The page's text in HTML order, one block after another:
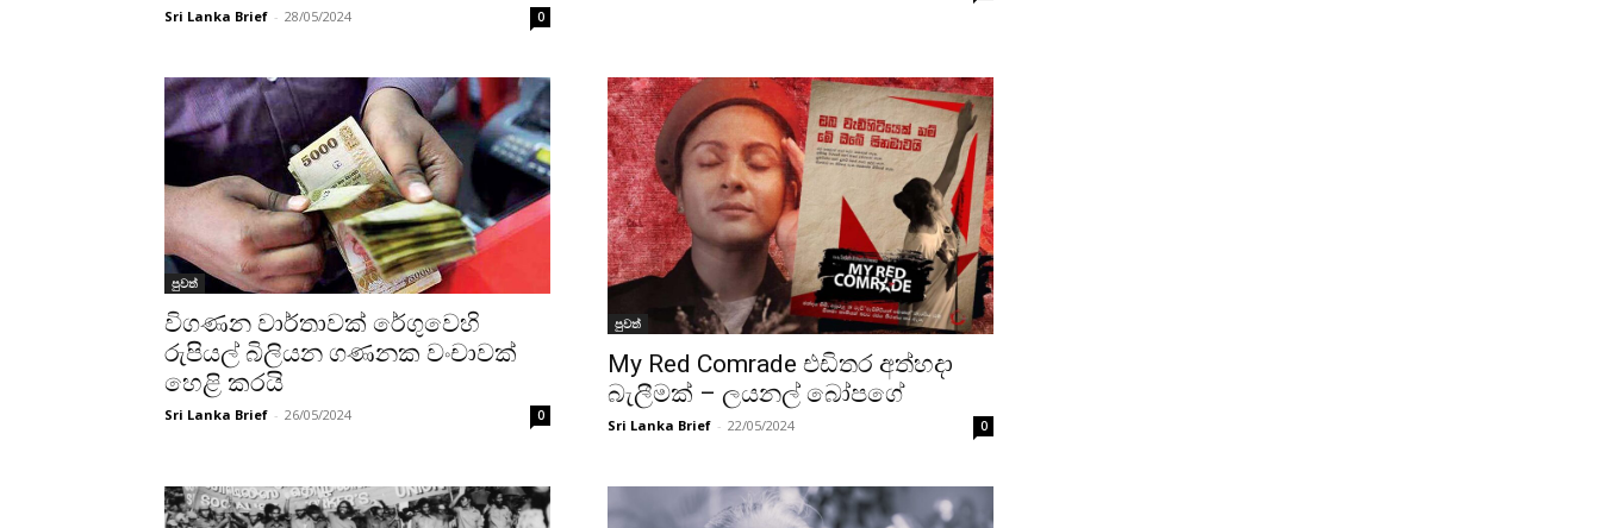
Sri Lanka Brief - 28/05/2024 0
පුවත්
විගණන වාර්තාවක් රේගුවෙහි
රුපියල් බිලියන ගණනක වංචාවක්
හෙළි කරයි
Sri Lanka Brief - 26/05/2024 0
පුවත්
My Red Comrade එඩිතර අත්හදා
බැලීමක් – ලයනල් බෝපගේ
Sri Lanka Brief - 22/05/2024 0